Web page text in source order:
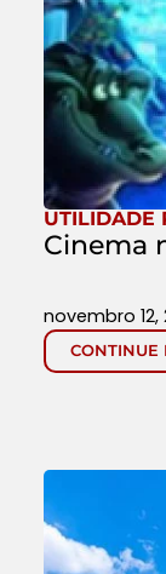
UTILIDADE
Cinema
CONTINUE
novembro 12,